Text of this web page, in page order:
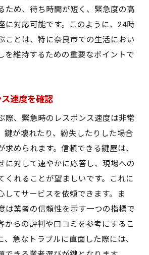
ため、待ち時間が短く、緊急度の高
に対応可能です。このように、24時
ことは、特に奈良市での生活におい
を維持するための重要なポイントで
速度を確認
際、緊急時のレスポンス速度は非常
鍵が壊れたり、紛失したりした場合
求められます。信頼できる鍵屋は、
に対して速やかに応答し、現場への
くれることが望ましいです。これに
してサービスを依頼できます。ま
は業者の信頼性を示す一つの指標で
からの評判や口コミを参考にするこ
、急なトラブルに直面した際には、